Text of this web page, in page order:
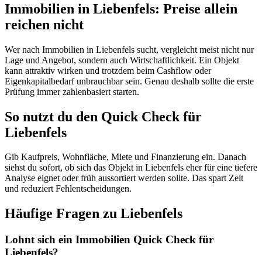
Immobilien in Liebenfels: Preise allein
reichen nicht
Wer nach Immobilien in Liebenfels sucht, vergleicht meist nicht nur
Lage und Angebot, sondern auch Wirtschaftlichkeit. Ein Objekt
kann attraktiv wirken und trotzdem beim Cashflow oder
Eigenkapitalbedarf unbrauchbar sein. Genau deshalb sollte die erste
Prüfung immer zahlenbasiert starten.
So nutzt du den Quick Check für
Liebenfels
Gib Kaufpreis, Wohnfläche, Miete und Finanzierung ein. Danach
siehst du sofort, ob sich das Objekt in Liebenfels eher für eine tiefere
Analyse eignet oder früh aussortiert werden sollte. Das spart Zeit
und reduziert Fehlentscheidungen.
Häufige Fragen zu Liebenfels
Lohnt sich ein Immobilien Quick Check für
Liebenfels?